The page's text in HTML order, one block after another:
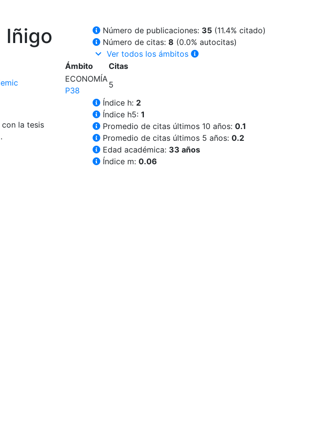
Iñigo
la tesis
Número de publicaciones: 35 (11.4% citado)
Número de citas: 8 (0.0% autocitas)
keyboard_arrow_down Ver todos los ámbitos
Ámbito
Citas
ECONOMÍA
P38
5
Índice h: 2
Índice h5: 1
Promedio de citas últimos 10 años: 0.1
Promedio de citas últimos 5 años: 0.2
Edad académica: 33 años
Índice m: 0.06